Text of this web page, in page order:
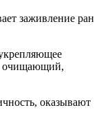
заживление ран
очищающий,
оказывают